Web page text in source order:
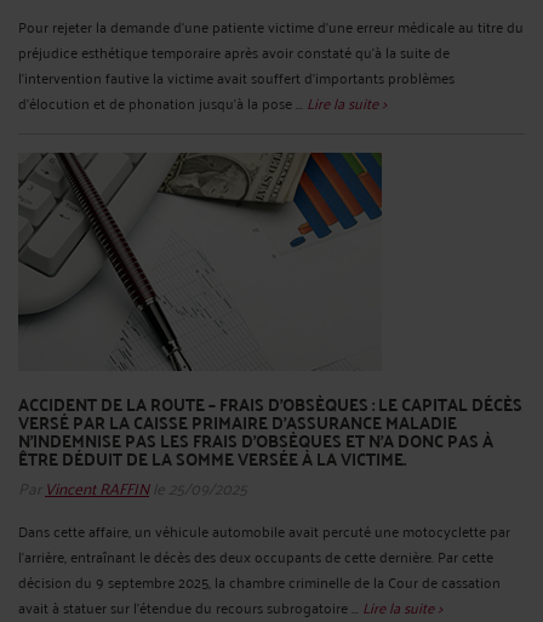
Pour rejeter la demande d'une patiente victime d'une erreur médicale au titre du
préjudice esthétique temporaire après avoir constaté qu’à la suite de
l'intervention fautive la victime avait souffert d'importants problèmes
d'élocution et de phonation jusqu'à la pose ... Lire la suite >
ACCIDENT DE LA ROUTE – FRAIS D’OBSÈQUES : LE CAPITAL DÉCÈS
VERSÉ PAR LA CAISSE PRIMAIRE D'ASSURANCE MALADIE
N'INDEMNISE PAS LES FRAIS D’OBSÈQUES ET N’A DONC PAS À
ÊTRE DÉDUIT DE LA SOMME VERSÉE À LA VICTIME.
Par Vincent RAFFINle 25/09/2025
Dans cette affaire, un véhicule automobile avait percuté une motocyclette par
l'arrière, entraînant le décès des deux occupants de cette dernière. Par cette
décision du 9 septembre 2025, la chambre criminelle de la Cour de cassation
avait à statuer sur l'étendue du recours subrogatoire ... Lire la suite >